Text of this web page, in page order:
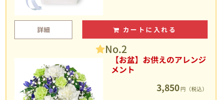
詳細 カートに入れる
No.2
【お盆】お供えのアレンジ
メント
3,850 円（税込）